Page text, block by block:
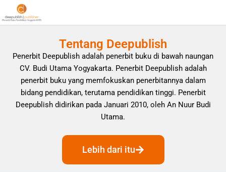
Tentang Deepublish
Penerbit Deepublish adalah penerbit buku di bawah naungan
CV. Budi Utama Yogyakarta. Penerbit Deepublish adalah
penerbit buku yang memfokuskan penerbitannya dalam
bidang pendidikan, terutama pendidikan tinggi. Penerbit
Deepublish didirikan pada Januari 2010, oleh An Nuur Budi
Utama.
Lebih dari itu